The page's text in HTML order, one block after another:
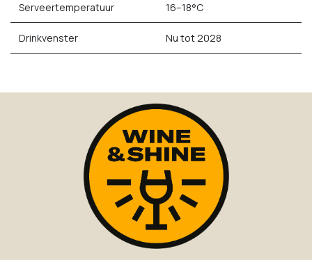
Serveertemperatuur 16–18°C
Drinkvenster Nu tot 2028